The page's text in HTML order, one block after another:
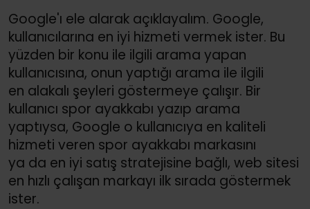
Google'ı ele alarak açıklayalım. Google,
kullanıcılarına en iyi hizmeti vermek ister. Bu
yüzden bir konu ile ilgili arama yapan
kullanıcısına, onun yaptığı arama ile ilgili
en alakalı şeyleri göstermeye çalışır. Bir
kullanıcı spor ayakkabı yazıp arama
yaptıysa, Google o kullanıcıya en kaliteli
hizmeti veren spor ayakkabı markasını
ya da en iyi satış stratejisine bağlı, web sitesi
en hızlı çalışan markayı ilk sırada göstermek
ister.